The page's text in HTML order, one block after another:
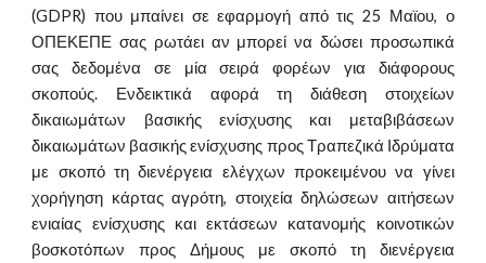
(GDPR) που μπαίνει σε εφαρμογή από τις 25 Μαϊου, ο
ΟΠΕΚΕΠΕ σας ρωτάει αν μπορεί να δώσει προσωπικά
σας δεδομένα σε μία σειρά φορέων για διάφορους
σκοπούς. Ενδεικτικά αφορά τη διάθεση στοιχείων
δικαιωμάτων βασικής ενίσχυσης και μεταβιβάσεων
δικαιωμάτων βασικής ενίσχυσης προς Τραπεζικά Ιδρύματα
με σκοπό τη διενέργεια ελέγχων προκειμένου να γίνει
χορήγηση κάρτας αγρότη, στοιχεία δηλώσεων αιτήσεων
ενιαίας ενίσχυσης και εκτάσεων κατανομής κοινοτικών
βοσκοτόπων προς Δήμους με σκοπό τη διενέργεια